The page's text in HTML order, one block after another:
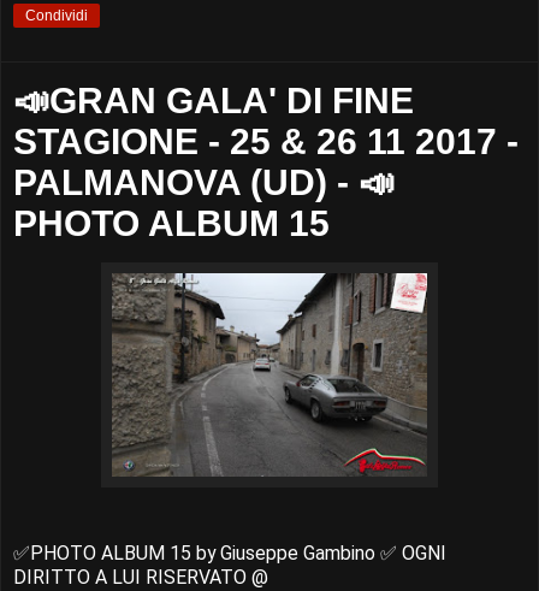
Condividi
📣GRAN GALA' DI FINE
STAGIONE - 25 & 26 11 2017 -
PALMANOVA (UD) - 📣
PHOTO ALBUM 15
✅PHOTO ALBUM 15 by Giuseppe Gambino ✅ OGNI
DIRITTO A LUI RISERVATO @